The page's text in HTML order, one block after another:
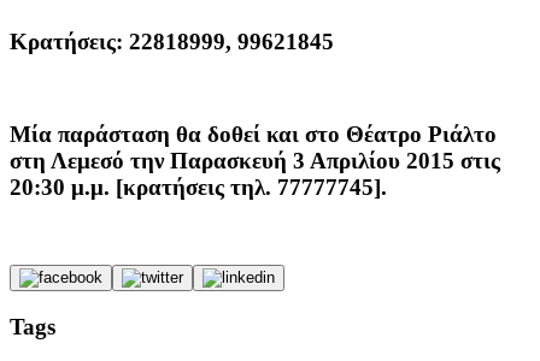
Κρατήσεις: 22818999, 99621845
Μία παράσταση θα δοθεί και στο Θέατρο Ριάλτο
στη Λεμεσό την Παρασκευή 3 Απριλίου 2015 στις
20:30 μ.μ. [κρατήσεις τηλ. 77777745].
Tags